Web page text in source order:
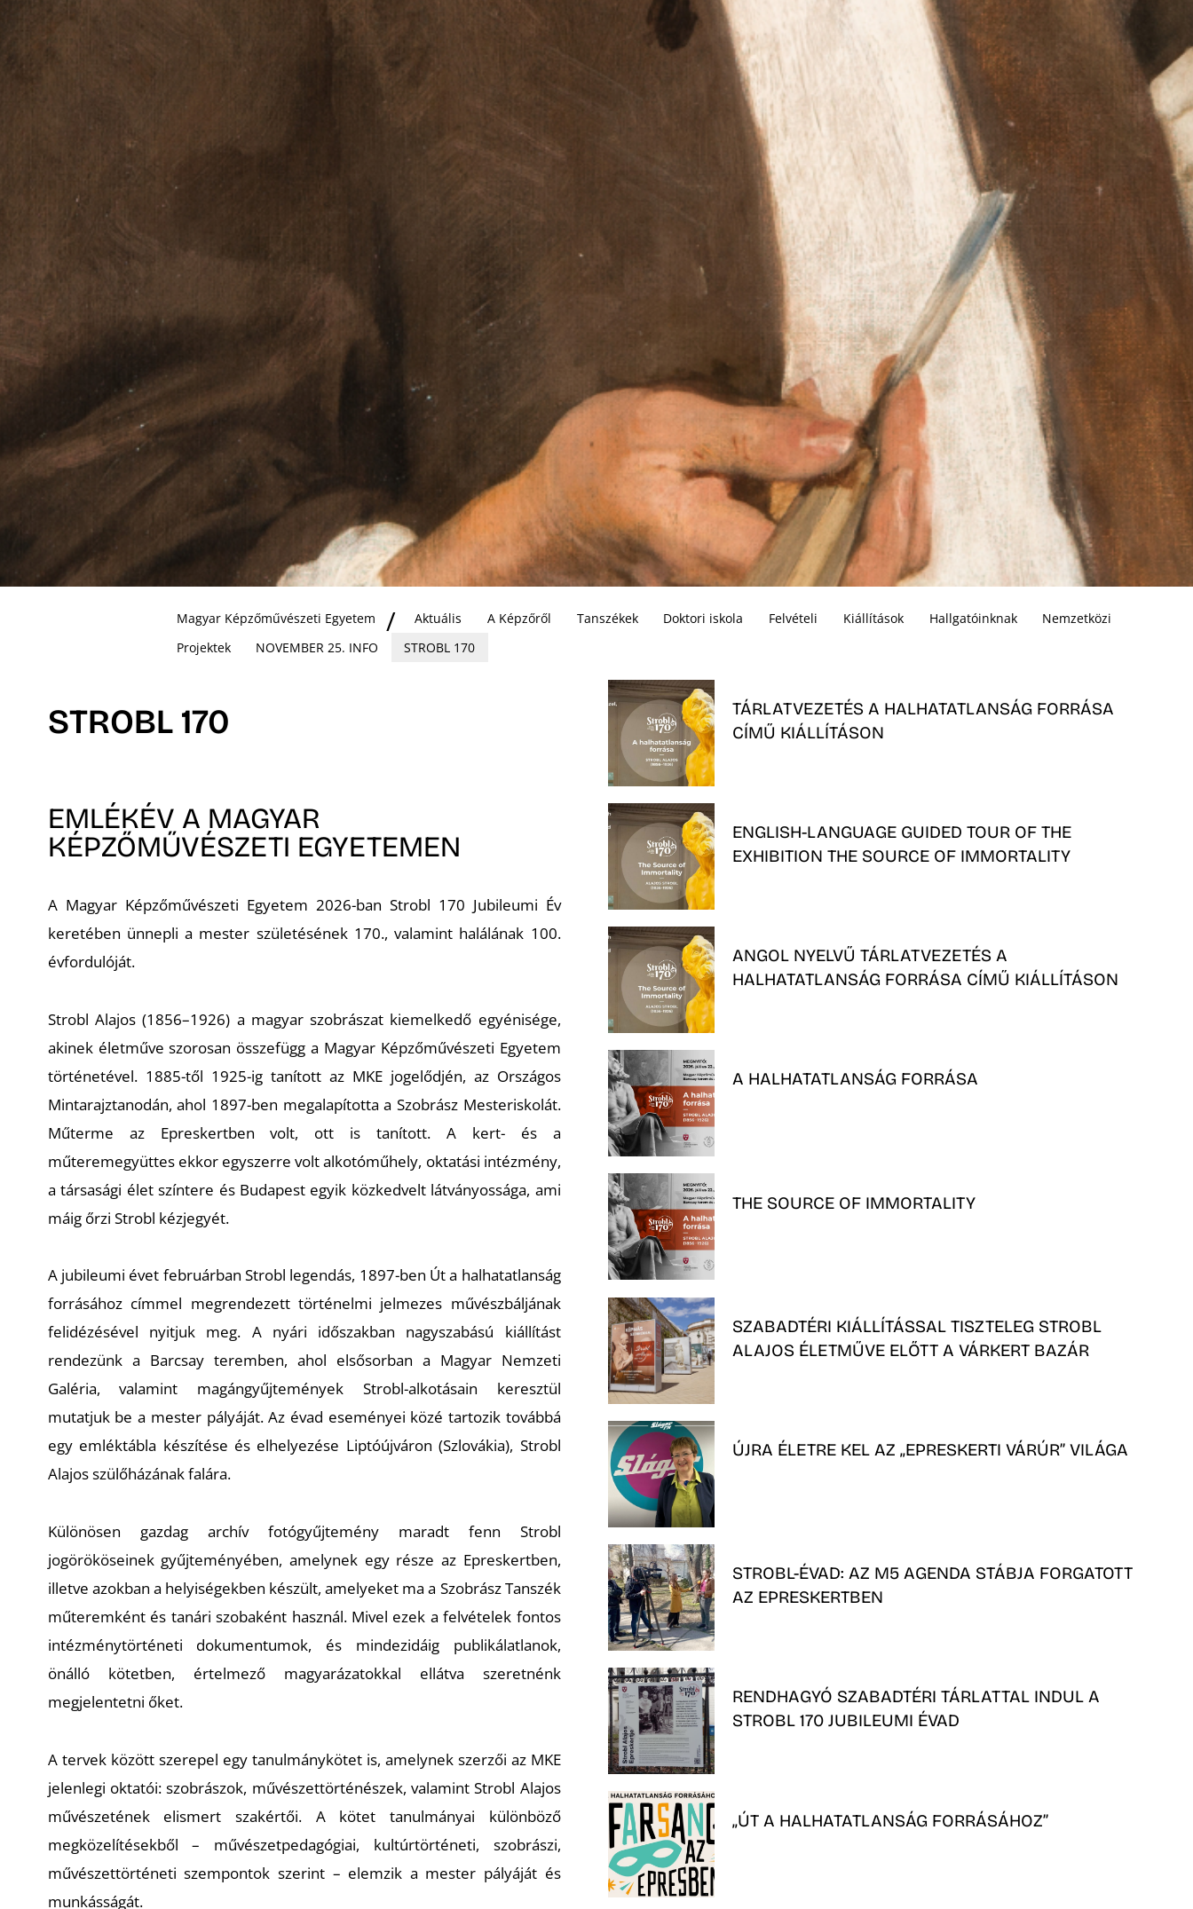
Magyar Képzőművészeti Egyetem Aktuális A Képzőről Tanszékek Doktori iskola Felvételi Kiállítások Hallgatóinknak
Nemzetközi
Projektek
NOVEMBER 25. INFO STROBL 170
STROBL 170
EMLÉKÉV A MAGYAR
KÉPZŐMŰVÉSZETI EGYETEMEN
A Magyar Képzőművészeti Egyetem 2026-ban Strobl 170 Jubileumi Év
keretében ünnepli a mester születésének 170., valamint halálának 100.
évfordulóját.
Strobl Alajos (1856–1926) a magyar szobrászat kiemelkedő egyénisége,
akinek életműve szorosan összefügg a Magyar Képzőművészeti Egyetem
történetével. 1885-től 1925-ig tanított az MKE jogelődjén, az Országos
Mintarajztanodán, ahol 1897-ben megalapította a Szobrász Mesteriskolát.
Műterme az Epreskertben volt, ott is tanított. A kert- és a
műteremegyüttes ekkor egyszerre volt alkotóműhely, oktatási intézmény,
a társasági élet színtere és Budapest egyik közkedvelt látványossága, ami
máig őrzi Strobl kézjegyét.
A jubileumi évet februárban Strobl legendás, 1897-ben Út a halhatatlanság
forrásához címmel megrendezett történelmi jelmezes művészbáljának
felidézésével nyitjuk meg. A nyári időszakban nagyszabású kiállítást
rendezünk a Barcsay teremben, ahol elsősorban a Magyar Nemzeti
Galéria, valamint magángyűjtemények Strobl-alkotásain keresztül
mutatjuk be a mester pályáját. Az évad eseményei közé tartozik továbbá
egy emléktábla készítése és elhelyezése Liptóújváron (Szlovákia), Strobl
Alajos szülőházának falára.
Különösen gazdag archív fotógyűjtemény maradt fenn Strobl
jogörököseinek gyűjteményében, amelynek egy része az Epreskertben,
illetve azokban a helyiségekben készült, amelyeket ma a Szobrász Tanszék
műteremként és tanári szobaként használ. Mivel ezek a felvételek fontos
intézménytörténeti dokumentumok, és mindezidáig publikálatlanok,
önálló kötetben, értelmező magyarázatokkal ellátva szeretnénk
megjelentetni őket.
A tervek között szerepel egy tanulmánykötet is, amelynek szerzői az MKE
jelenlegi oktatói: szobrászok, művészettörténészek, valamint Strobl Alajos
művészetének elismert szakértői. A kötet tanulmányai különböző
megközelítésekből – művészetpedagógiai, kultúrtörténeti, szobrászi,
művészettörténeti szempontok szerint – elemzik a mester pályáját és
munkásságát.
TÁRLATVEZETÉS A HALHATATLANSÁG FORRÁSA
CÍMŰ KIÁLLÍTÁSON
ENGLISH-LANGUAGE GUIDED TOUR OF THE
EXHIBITION THE SOURCE OF IMMORTALITY
ANGOL NYELVŰ TÁRLATVEZETÉS A
HALHATATLANSÁG FORRÁSA CÍMŰ KIÁLLÍTÁSON
A HALHATATLANSÁG FORRÁSA
THE SOURCE OF IMMORTALITY
SZABADTÉRI KIÁLLÍTÁSSAL TISZTELEG STROBL
ALAJOS ÉLETMŰVE ELŐTT A VÁRKERT BAZÁR
ÚJRA ÉLETRE KEL AZ „EPRESKERTI VÁRÚR” VILÁGA
STROBL-ÉVAD: AZ M5 AGENDA STÁBJA FORGATOTT
AZ EPRESKERTBEN
RENDHAGYÓ SZABADTÉRI TÁRLATTAL INDUL A
STROBL 170 JUBILEUMI ÉVAD
„ÚT A HALHATATLANSÁG FORRÁSÁHOZ”